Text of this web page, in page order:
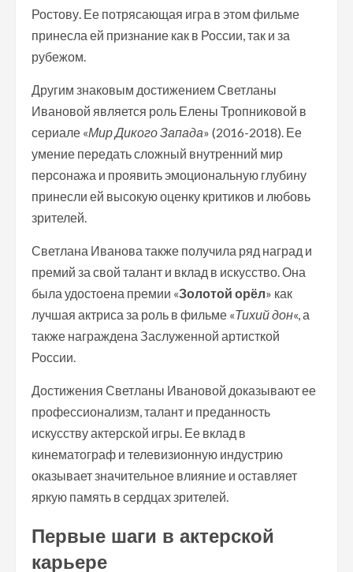
Ростову. Ее потрясающая игра в этом фильме
принесла ей признание как в России, так и за
рубежом.
Другим знаковым достижением Светланы
Ивановой является роль Елены Тропниковой в
сериале «Мир Дикого Запада» (2016-2018). Ее
умение передать сложный внутренний мир
персонажа и проявить эмоциональную глубину
принесли ей высокую оценку критиков и любовь
зрителей.
Светлана Иванова также получила ряд наград и
премий за свой талант и вклад в искусство. Она
была удостоена премии «Золотой орёл» как
лучшая актриса за роль в фильме «Тихий дон«, а
также награждена Заслуженной артисткой
России.
Достижения Светланы Ивановой доказывают ее
профессионализм, талант и преданность
искусству актерской игры. Ее вклад в
кинематограф и телевизионную индустрию
оказывает значительное влияние и оставляет
яркую память в сердцах зрителей.
Первые шаги в актерской
карьере